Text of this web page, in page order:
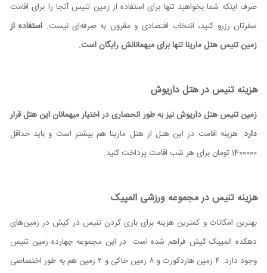
صرف اینکه شما بخواهید تنها برای استفاده از زمین تنیس آنجا را برای اقامت
سفرتان رزرو کنید، انتخاب اقتصادی و مقرون به صرفه‌ای نیست. استفاده از
زمین تنیس هتل مارینا تنها برای میهمانانش رایگان است.
هزینه تنیس در هتل داریوش
زمین تنیس هتل داریوش نیز به طور انحصاری در اختیار میهمانان این هتل قرار
دارد. هزینه اقامت در این هتل از هتل مارینا هم بیشتر است و باید حداقل
1400000 تومان برای هر شب اقامت پرداخت کنید.
هزینه تنیس در مجموعه ورزشی المپیک
بهترین امکانات و کمترین هزینه برای بازی کردن تنیس در کیش در زمین‌های
‌دهکده المپیک کیش فراهم شده است. در این مجموعه چهارده زمین تنیس
وجود دارد. ۴ زمین هاردکورت و ۸ زمین خاکی و ۲ زمین هم به طور اختصاصی